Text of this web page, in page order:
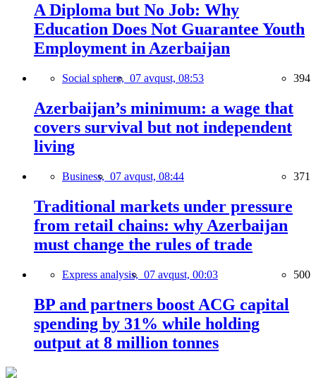
A Diploma but No Job: Why
Education Does Not Guarantee Youth
Employment in Azerbaijan
Social sphere, 07 avqust, 08:53 394
Azerbaijan’s minimum: a wage that
covers survival but not independent
living
Business, 07 avqust, 08:44 371
Traditional markets under pressure
from retail chains: why Azerbaijan
must change the rules of trade
Express analysis, 07 avqust, 00:03 500
BP and partners boost ACG capital
spending by 31% while holding
output at 8 million tonnes